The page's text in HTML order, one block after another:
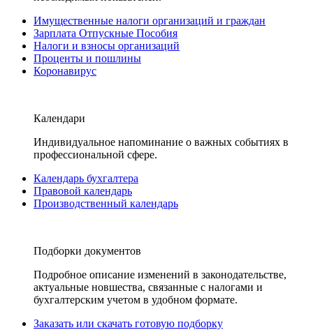
Имущественные налоги организаций и граждан
Зарплата Отпускные Пособия
Налоги и взносы организаций
Проценты и пошлины
Коронавирус
Календари
Индивидуальное напоминание о важных событиях в
профессиональной сфере.
Календарь бухгалтера
Правовой календарь
Производственный календарь
Подборки документов
Подробное описание изменений в законодательстве,
актуальные новшества, связанные с налогами и
бухгалтерским учетом в удобном формате.
Заказать или скачать готовую подборку